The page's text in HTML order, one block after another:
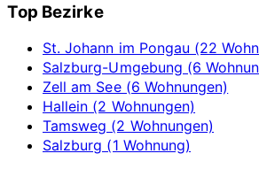
Top Bezirke
St. Johann im Pongau (22
Salzburg-Umgebung (6
Zell am See (6 Wohnungen)
Hallein (2 Wohnungen)
Tamsweg (2 Wohnungen)
Salzburg (1 Wohnung)